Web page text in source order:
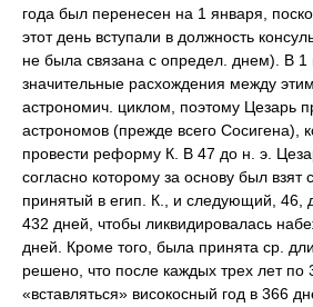
года был перенесен на 1 января,
этот день вступали в должность
не была связана с определ. днем). В 1
значительные расхождения между
астрономич. циклом, поэтому Цезарь
астрономов (прежде всего Сосигена),
провести реформу К. В 47 до н. э.
согласно которому за основу был взят
принятый в егип. К., и следующий, 46,
432 дней, чтобы ликвидировалась
дней. Кроме того, была принята ср.
решено, что после каждых трех лет по
«вставляться» високосный год в 366